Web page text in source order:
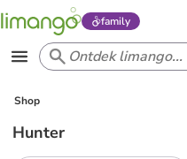
family
Shop
Hunter